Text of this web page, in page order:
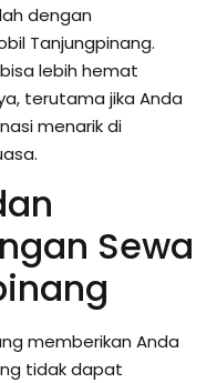
dengan
Tanjungpinang.
lebih hemat
terutama jika Anda
menarik di
Sewa
memberikan Anda
tidak dapat